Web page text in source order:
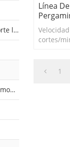
Línea
cortes/
1